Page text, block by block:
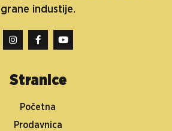
grane industije.
Stranice
Početna
Prodavnica